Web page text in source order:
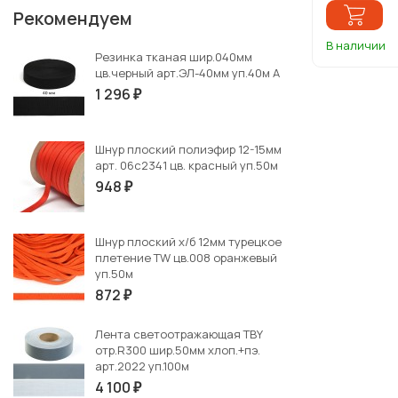
В наличии
Рекомендуем
Резинка тканая шир.040мм
цв.черный арт.ЭЛ-40мм уп.40м А
1 296 ₽
Шнур плоский полиэфир 12-15мм
арт. 06с2341 цв. красный уп.50м
948 ₽
Шнур плоский х/б 12мм турецкое
плетение TW цв.008 оранжевый
уп.50м
872 ₽
Лента светоотражающая TBY
отр.R300 шир.50мм хлоп.+пэ.
арт.2022 уп.100м
4 100 ₽